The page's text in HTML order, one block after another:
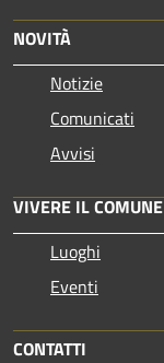
NOVITÀ
Notizie
Comunicati
Avvisi
VIVERE IL COMUNE
Luoghi
Eventi
CONTATTI